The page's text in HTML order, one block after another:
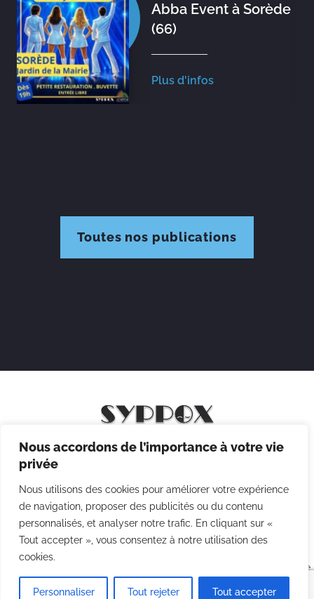
Nous accordons de l’importance à votre vie
privée
Nous utilisons des cookies pour améliorer votre expérience
de navigation, proposer des publicités ou du contenu
personnalisés, et analyser notre trafic. En cliquant sur «
Tout accepter », vous consentez à notre utilisation des
cookies.
Personnaliser Tout rejeter Tout accepter
Abba Event à Sorède
(66)
Plus d'infos
Toutes nos publications
Mentions légales
Politique des cookies
CGV
Agence
Point Com